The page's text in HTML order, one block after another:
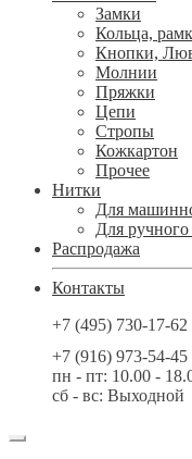
Замки
Кольца,
Кнопки,
Молнии
Пряжки
Цепи
Стропы
Кожкартон
Прочее
Нитки
Для
Для
Распродажа
Контакты
+7 (495) 730-17-62
+7 (916) 973-54-45
пн - пт: 10.00 -
сб - вс: Выходной